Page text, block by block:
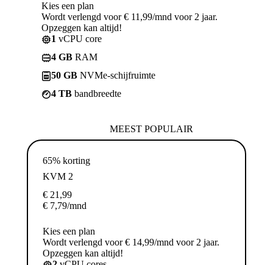
Kies een plan
Wordt verlengd voor € 11,99/mnd voor 2 jaar.
Opzeggen kan altijd!
1 vCPU core
4 GB RAM
50 GB NVMe-schijfruimte
4 TB bandbreedte
MEEST POPULAIR
65% korting
KVM 2
€ 21,99
€ 7,79/mnd
Kies een plan
Wordt verlengd voor € 14,99/mnd voor 2 jaar.
Opzeggen kan altijd!